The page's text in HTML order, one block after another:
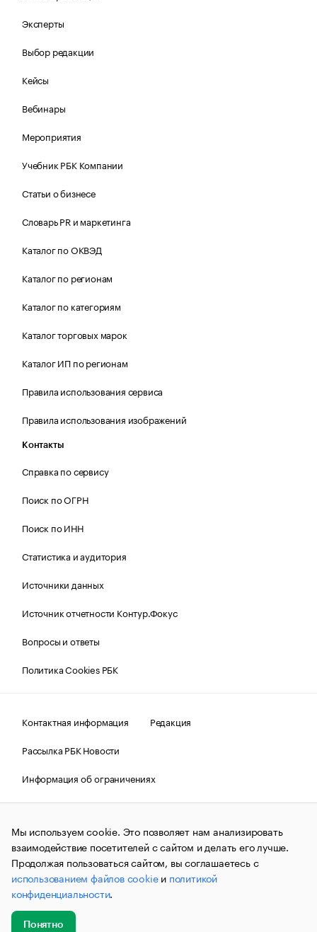
Эксперты
Выбор редакции
Кейсы
Вебинары
Мероприятия
Учебник РБК Компании
Статьи о бизнесе
Словарь PR и маркетинга
Каталог по ОКВЭД
Каталог по регионам
Каталог по категориям
Каталог торговых марок
Каталог ИП по регионам
Правила использования сервиса
Правила использования изображений
Контакты
Справка по сервису
Поиск по ОГРН
Поиск по ИНН
Статистика и аудитория
Источники данных
Источник отчетности Контур.Фокус
Вопросы и ответы
Политика Cookies РБК
Контактная информация
Редакция
Рассылка РБК Новости
Информация об ограничениях
Правовая информация
О соблюдении авторских прав
© АО «РОСБИЗНЕСКОНСАЛТИНГ»,1995–2026.Сообщения
и материалы информационного агентства «РБК»
(зарегистрировано Федеральной службой по надзору в сфере
связи, информационных технологий и массовых
коммуникаций (Роскомнадзор) 09.12.2015 за номером ИА
№ФС77-63848) сопровождаются пометкой «РБК». Отдельные
публикации могут содержать информацию,
не предназначенную для пользователей
до 18 лет.
Мы используем cookie. Это позволяет нам анализировать
взаимодействие посетителей с сайтом и делать его лучше.
Продолжая пользоваться сайтом, вы соглашаетесь с
использованием файлов cookieи политикой
конфиденциальности.
Понятно